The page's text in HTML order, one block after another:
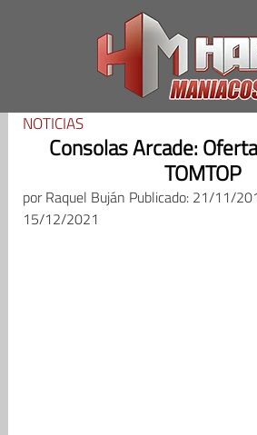
NOTICIAS
Consolas Arcade:
TOMTOP
porRaquel Buján Publicado: 21/11/
15/12/2021